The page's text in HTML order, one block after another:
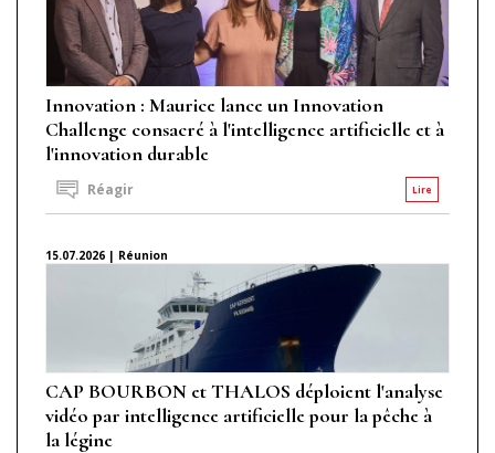
Innovation : Maurice lance un Innovation
Challenge consacré à l'intelligence artificielle et à
l'innovation durable
Lire
Réagir
15.07.2026 | Réunion
CAP BOURBON et THALOS déploient l'analyse
vidéo par intelligence artificielle pour la pêche à
la légine